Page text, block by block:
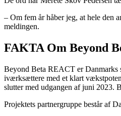
– Om fem år håber jeg, at hele den
meldingen.
FAKTA Om Beyond
Beyond Beta REACT er Danmarks
iværksættere med et klart
slutter med udgangen af juni 2023.
Projektets partnergruppe består af